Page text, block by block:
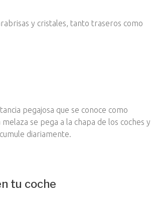
y cristales, tanto traseros como
pegajosa que se conoce como
se pega a la chapa de los coches y
diariamente.
tu coche